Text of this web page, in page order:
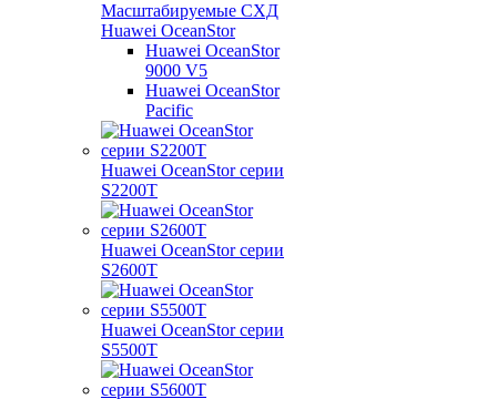
Масштабируемые СХД
Huawei OceanStor
Huawei OceanStor
9000 V5
Huawei OceanStor
Pacific
Huawei OceanStor серии
S2200T
Huawei OceanStor серии
S2600T
Huawei OceanStor серии
S5500T